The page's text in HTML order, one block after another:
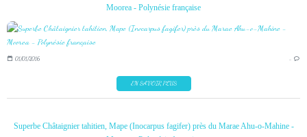
Moorea - Polynésie française
01/01/2016 …
EN SAVOIR PLUS
Superbe Châtaignier tahitien, Mape (Inocarpus fagifer) près du Marae Ahu-o-Mahine -